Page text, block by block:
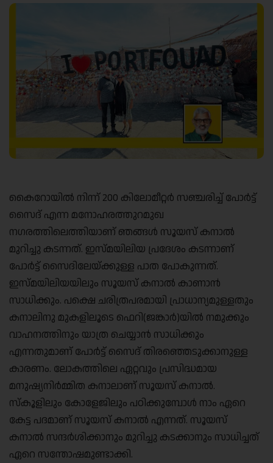
കൈറോയിൽ നിന്ന് 200 കിലോമീറ്റർ സഞ്ചരിച്ച് പോർട്ട്
സൈദ് എന്ന മനോഹരത്തുറമുഖ
നഗരത്തിലെത്തിയാണ് ഞങ്ങൾ സൂയസ് കനാൽ
മുറിച്ചു കടന്നത്‌. ഇസ്മയിലിയ പ്രദേശം കടന്നാണ്
പോർട്ട് സൈദിലേയ്ക്കുള്ള പാത പോകുന്നത്.
ഇസ്മയിലിയയിലും സൂയസ് കനാൽ കാണാൻ
സാധിക്കും. പക്ഷെ ചരിത്രപരമായി പ്രാധാന്യമുള്ളതും
കനാലിനു മുകളിലൂടെ ഫെറി(ജങ്കാർ)യിൽ നമുക്കും
വാഹനത്തിനും യാത്ര ചെയ്യാൻ സാധിക്കും
എന്നതുമാണ് പോർട്ട് സൈദ് തിരഞ്ഞെടുക്കാനുള്ള
കാരണം. ലോകത്തിലെ ഏറ്റവും പ്രസിദ്ധമായ
മനുഷ്യനിർമ്മിത കനാലാണ് സൂയസ് കനാൽ.
സ്‌കൂളിലും കോളേജിലും പഠിക്കുമ്പോൾ നാം ഏറെ
കേട്ട പദമാണ് സൂയസ് കനാൽ എന്നത്. സൂയസ്
കനാൽ സന്ദർശിക്കാനും മുറിച്ചു കടക്കാനും സാധിച്ചത്
ഏറെ സന്തോഷമുണ്ടാക്കി.